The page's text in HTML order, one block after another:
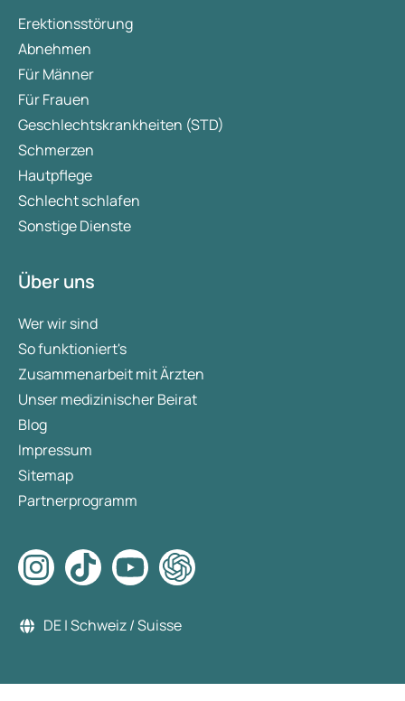
Erektionsstörung
Abnehmen
Für Männer
Für Frauen
Geschlechtskrankheiten (STD)
Schmerzen
Hautpflege
Schlecht schlafen
Sonstige Dienste
Über uns
Wer wir sind
So funktioniert's
Zusammenarbeit mit Ärzten
Unser medizinischer Beirat
Blog
Impressum
Sitemap
Partnerprogramm
DE | Schweiz / Suisse